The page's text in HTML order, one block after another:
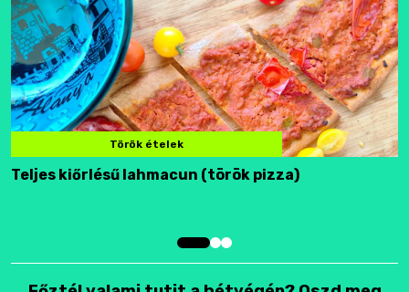
Török ételek
Teljes kiőrlésű lahmacun (török pizza)